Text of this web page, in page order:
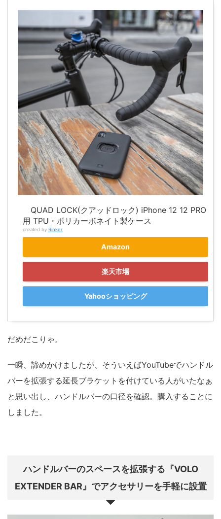
QUAD LOCK(クアッドロック) iPhone 12 12 PRO
用 TPU・ポリカーボネイト製ケース
created by Rinker
Amazon
楽天市場
Yahooショッピング
だめだこりゃ。
一瞬、諦めかけましたが、そういえばYouTubeでハンドル
バーを拡張する延長ブラケットを付けている人がいたなぁ
と思い出し、ハンドルバーの口径を確認。購入することに
しました。
ハンドルバーのスペースを拡張する『VOLO
EXTENDER BAR』でアクセサリーを手軽に設置